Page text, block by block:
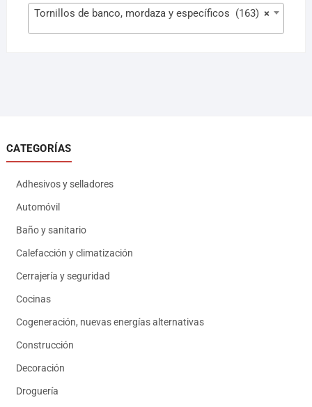
×
Tornillos de banco, mordaza y específicos (163)
CATEGORÍAS
Adhesivos y selladores
Automóvil
Baño y sanitario
Calefacción y climatización
Cerrajería y seguridad
Cocinas
Cogeneración, nuevas energías alternativas
Construcción
Decoración
Droguería